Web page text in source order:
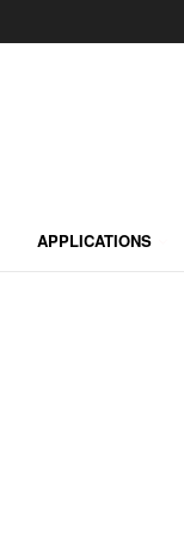
APPLICATIONS